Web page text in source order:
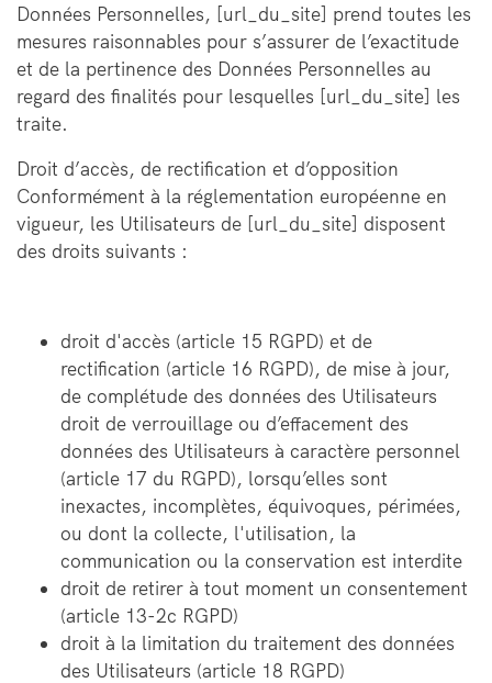
Données Personnelles, [url_du_site] prend toutes les
mesures raisonnables pour s’assurer de l’exactitude
et de la pertinence des Données Personnelles au
regard des finalités pour lesquelles [url_du_site] les
traite.
Droit d’accès, de rectification et d’opposition
Conformément à la réglementation européenne en
vigueur, les Utilisateurs de [url_du_site] disposent
des droits suivants :
droit d'accès (article 15 RGPD) et de
rectification (article 16 RGPD), de mise à jour,
de complétude des données des Utilisateurs
droit de verrouillage ou d’effacement des
données des Utilisateurs à caractère personnel
(article 17 du RGPD), lorsqu’elles sont
inexactes, incomplètes, équivoques, périmées,
ou dont la collecte, l'utilisation, la
communication ou la conservation est interdite
droit de retirer à tout moment un consentement
(article 13-2c RGPD)
droit à la limitation du traitement des données
des Utilisateurs (article 18 RGPD)